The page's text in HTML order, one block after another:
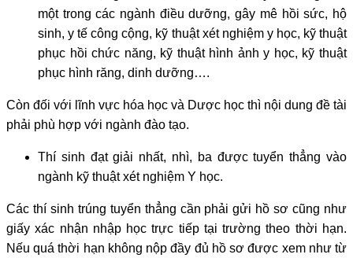
một trong các ngành điều dưỡng, gây mê hồi sức, hộ
sinh, y tế công cộng, kỹ thuật xét nghiệm y học, kỹ thuật
phục hồi chức năng, kỹ thuật hình ảnh y học, kỹ thuật
phục hình răng, dinh dưỡng….
Còn đối với lĩnh vực hóa học và Dược học thì nội dung đề tài
phải phù hợp với ngành đào tạo.
Thí sinh đạt giải nhất, nhì, ba được tuyển thẳng vào
ngành kỹ thuật xét nghiệm Y học.
Các thí sinh trúng tuyển thẳng cần phải gửi hồ sơ cũng như
giấy xác nhận nhập học trực tiếp tại trường theo thời hạn.
Nếu quá thời hạn không nộp đầy đủ hồ sơ được xem như từ